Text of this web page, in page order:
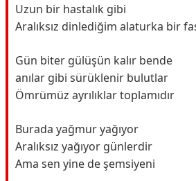
Uzun bir hastalık gibi
Aralıksız dinlediğim alaturka bir
Gün biter gülüşün kalır bende
anılar gibi sürüklenir bulutlar
Ömrümüz ayrılıklar toplamıdır
Burada yağmur yağıyor
Aralıksız yağıyor günlerdir
Ama sen yine de şemsiyeni